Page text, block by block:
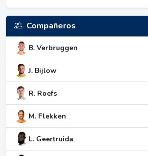
Compañeros
B. Verbruggen
J. Bijlow
R. Roefs
M. Flekken
L. Geertruida